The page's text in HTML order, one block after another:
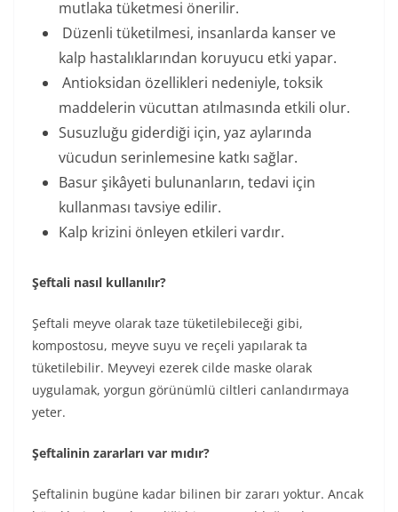
mutlaka tüketmesi önerilir.
Düzenli tüketilmesi, insanlarda kanser ve
kalp hastalıklarından koruyucu etki yapar.
Antioksidan özellikleri nedeniyle, toksik
maddelerin vücuttan atılmasında etkili olur.
Susuzluğu giderdiği için, yaz aylarında
vücudun serinlemesine katkı sağlar.
Basur şikâyeti bulunanların, tedavi için
kullanması tavsiye edilir.
Kalp krizini önleyen etkileri vardır.
Şeftali nasıl kullanılır?
Şeftali meyve olarak taze tüketilebileceği gibi,
kompostosu, meyve suyu ve reçeli yapılarak ta
tüketilebilir. Meyveyi ezerek cilde maske olarak
uygulamak, yorgun görünümlü ciltleri canlandırmaya
yeter.
Şeftalinin zararları var mıdır?
Şeftalinin bugüne kadar bilinen bir zararı yoktur. Ancak